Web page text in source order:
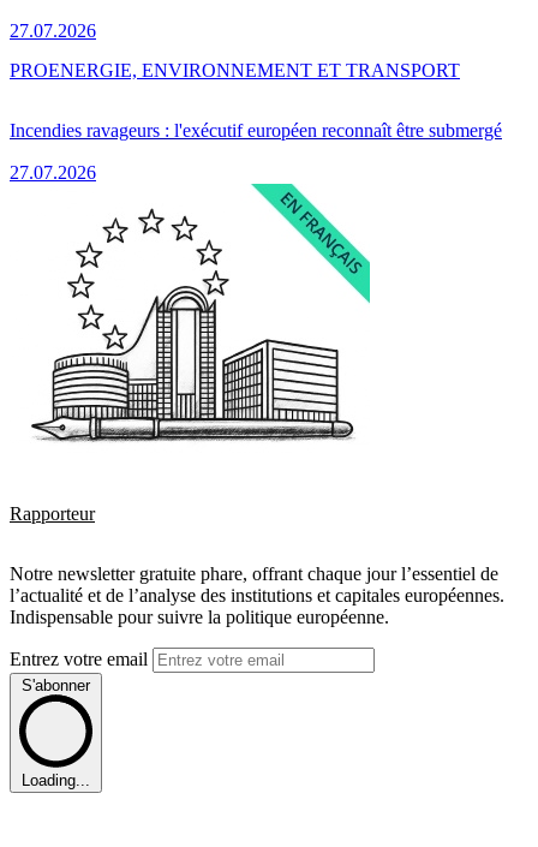
27.07.2026
Incendies ravageurs : l'exécutif européen reconnaît être submergé
27.07.2026
PROENERGIE, ENVIRONNEMENT ET TRANSPORT
Rapporteur
Notre newsletter gratuite phare, offrant chaque jour l’essentiel de
l’actualité et de l’analyse des institutions et capitales européennes.
Indispensable pour suivre la politique européenne.
Entrez votre email
S'abonner
Loading...